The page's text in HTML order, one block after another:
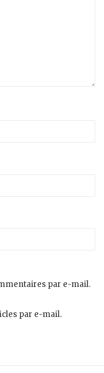
par e-mail.
par e-mail.